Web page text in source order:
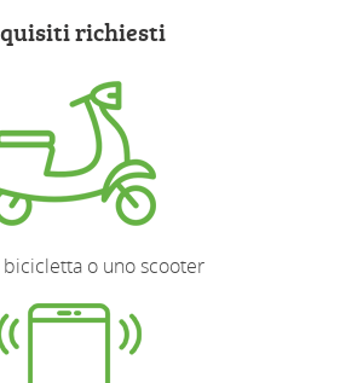
richiesti
bicicletta o uno scooter